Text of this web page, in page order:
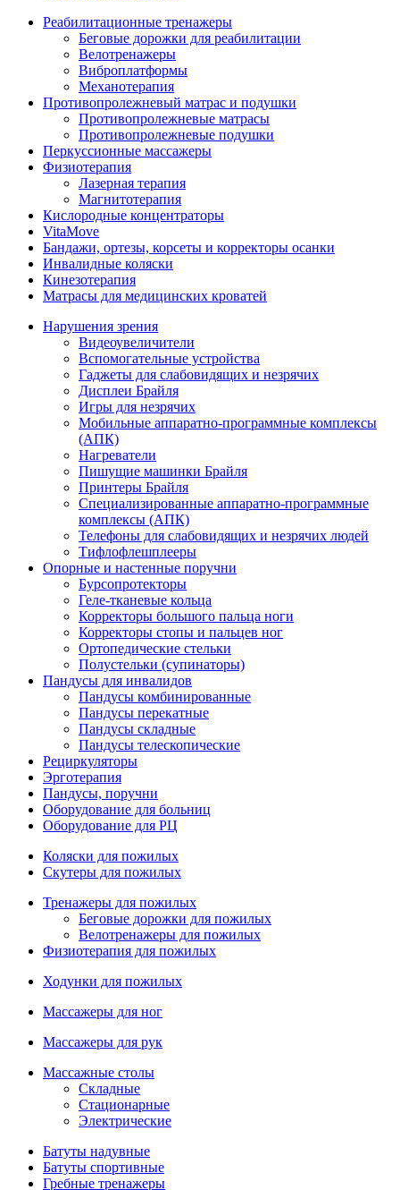
Реабилитационные тренажеры
Беговые дорожки для реабилитации
Велотренажеры
Виброплатформы
Механотерапия
Противопролежневый матрас и подушки
Противопролежневые матрасы
Противопролежневые подушки
Перкуссионные массажеры
Физиотерапия
Лазерная терапия
Магнитотерапия
Кислородные концентраторы
VitaMove
Бандажи, ортезы, корсеты и корректоры осанки
Инвалидные коляски
Кинезотерапия
Матрасы для медицинских кроватей
Нарушения зрения
Видеоувеличители
Вспомогательные устройства
Гаджеты для слабовидящих и незрячих
Дисплеи Брайля
Игры для незрячих
Мобильные аппаратно-программные комплексы
(АПК)
Нагреватели
Пишущие машинки Брайля
Принтеры Брайля
Специализированные аппаратно-программные
комплексы (АПК)
Телефоны для слабовидящих и незрячих людей
Тифлофлешплееры
Опорные и настенные поручни
Бурсопротекторы
Геле-тканевые кольца
Корректоры большого пальца ноги
Корректоры стопы и пальцев ног
Ортопедические стельки
Полустельки (супинаторы)
Пандусы для инвалидов
Пандусы комбинированные
Пандусы перекатные
Пандусы складные
Пандусы телескопические
Рециркуляторы
Эрготерапия
Пандусы, поручни
Оборудование для больниц
Оборудование для РЦ
Коляски для пожилых
Скутеры для пожилых
Тренажеры для пожилых
Беговые дорожки для пожилых
Велотренажеры для пожилых
Физиотерапия для пожилых
Ходунки для пожилых
Массажеры для ног
Массажеры для рук
Массажные столы
Складные
Стационарные
Электрические
Батуты надувные
Батуты спортивные
Гребные тренажеры